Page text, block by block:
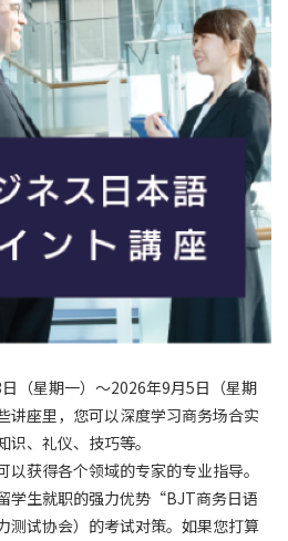
日（星期一）〜2026年9月5日（星期
讲座里，您可以深度学习商务场合实
、礼仪、技巧等。
获得各个领域的专家的专业指导。
学生就职的强力优势“BJT商务日语
试协会）的考试对策。如果您打算